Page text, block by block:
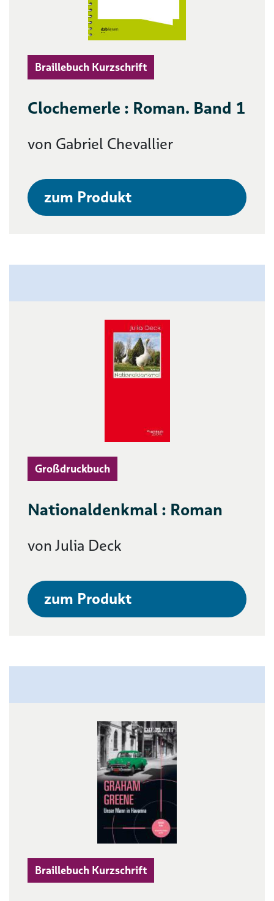
Braillebuch Kurzschrift
Clochemerle : Roman. Band 1
von Gabriel Chevallier
zum Produkt
Großdruckbuch
Nationaldenkmal : Roman
von Julia Deck
zum Produkt
Braillebuch Kurzschrift